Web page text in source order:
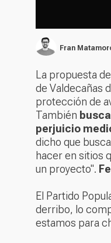
Fran
La propuesta
de Valdecañas
protección de
También
perjuicio
dicho que
hacer en sitios
un proyecto".
El Partido
derribo, lo
estamos para